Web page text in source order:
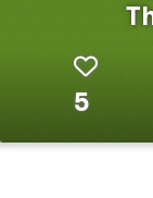
5